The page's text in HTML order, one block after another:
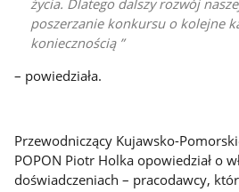
życia. Dlatego dalszy rozwój
poszerzanie konkursu o kolejne
koniecznością
– powiedziała.
Przewodniczący Kujawsko-
POPON Piotr Holka opowiedział o
doświadczeniach – pracodawcy,